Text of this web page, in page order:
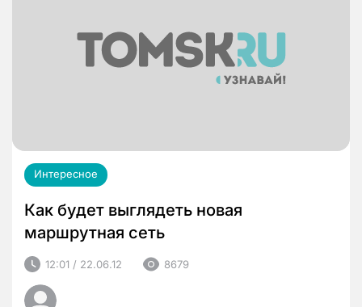
Интересное
Как будет выглядеть новая
маршрутная сеть
12:01 / 22.06.12 8679